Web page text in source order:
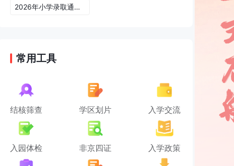
2026年小学录取通知书
常用工具
结核筛查 学区划片 入学交流
入园体检 非京四证 入学政策